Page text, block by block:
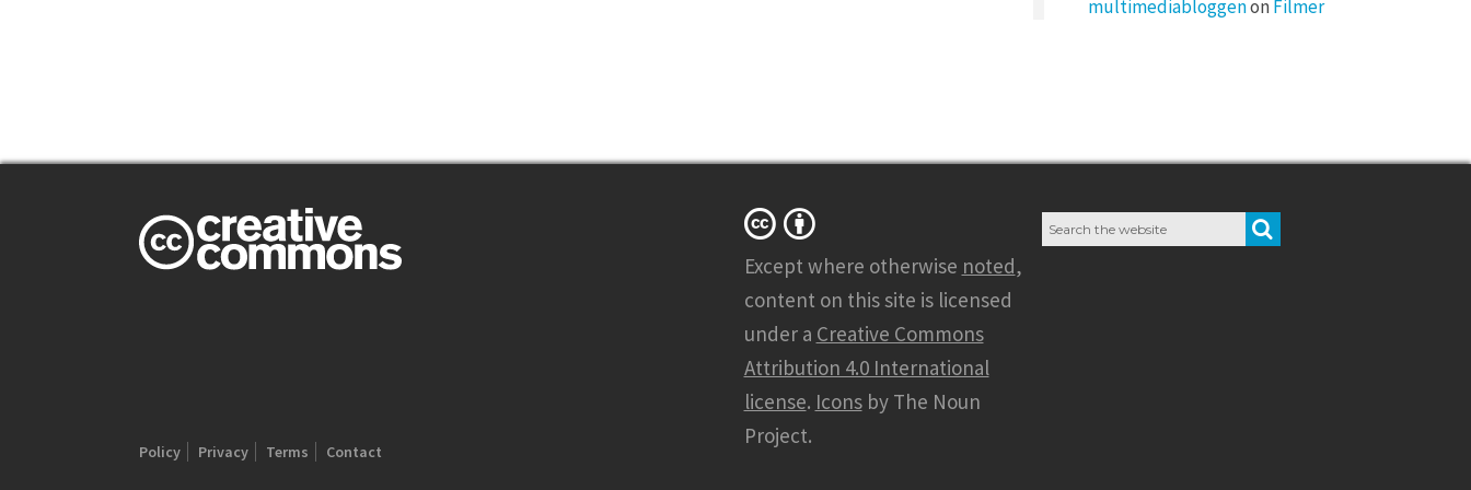
multimediabloggenon Filmer
Policy Privacy Terms Contact
Except where otherwise noted,
content on this site is licensed
under a Creative Commons
Attribution 4.0 International
license. Iconsby The Noun
Project.
Search
for: